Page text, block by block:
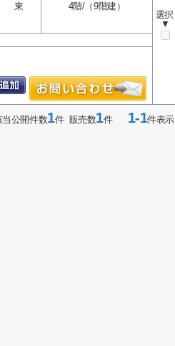
選択
▼
東
4階/（9階建）
当公開件数1件 販売数1件1-1件表示